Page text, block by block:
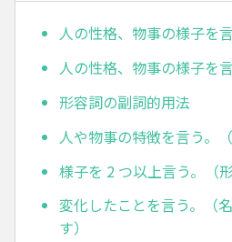
人の性格、物事の様子を
人の性格、物事の様子を
形容詞の副詞的用法
人や物事の特徴を言う。
様子を 2 つ以上言う。（
変化したことを言う。（
す）